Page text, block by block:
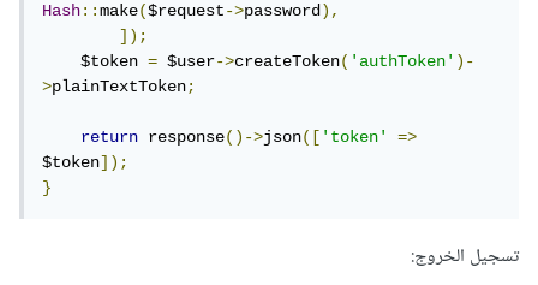
Hash::make($request->password),
]);
    $token
= $user->createToken('authToken')-
>plainTextToken;
return response()->json(['token'
=>
$token]);
}
تسجيل الخروج: